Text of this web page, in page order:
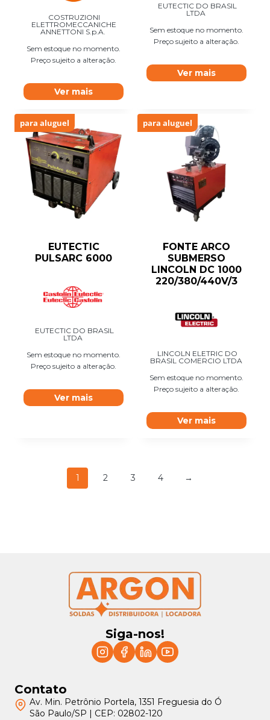
COSTRUZIONI
ELETTROMECCANICHE
ANNETTONI S.p.A.
Sem estoque no momento.
Preço sujeito a alteração.
Ver mais
EUTECTIC DO BRASIL
LTDA
Sem estoque no momento.
Preço sujeito a alteração.
Ver mais
para aluguel
EUTECTIC
PULSARC 6000
EUTECTIC DO BRASIL
LTDA
Sem estoque no momento.
Preço sujeito a alteração.
Ver mais
para aluguel
FONTE ARCO
SUBMERSO
LINCOLN DC 1000
220/380/440V/3
LINCOLN ELETRIC DO
BRASIL COMERCIO LTDA
Sem estoque no momento.
Preço sujeito a alteração.
Ver mais
1 2 3 4 →
Siga-nos!
Contato
Av. Min. Petrônio Portela, 1351 Freguesia do Ó
São Paulo/SP | CEP: 02802-120